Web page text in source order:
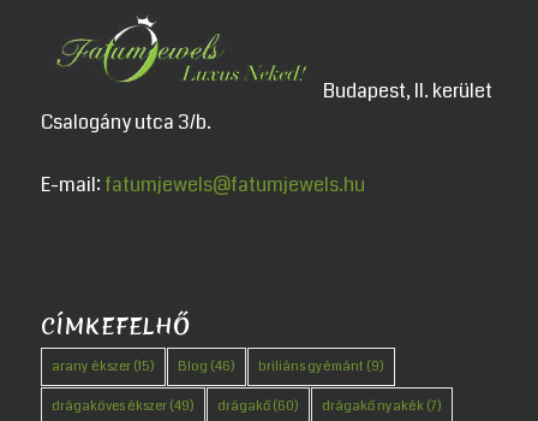
Budapest, II. kerület
Csalogány utca 3/b.
E-mail: fatumjewels@fatumjewels.hu
CÍMKEFELHŐ
arany ékszer(15) Blog (46) briliáns gyémánt (9)
drágaköves ékszer(49) drágakő(60) drágakő nyakék(7)